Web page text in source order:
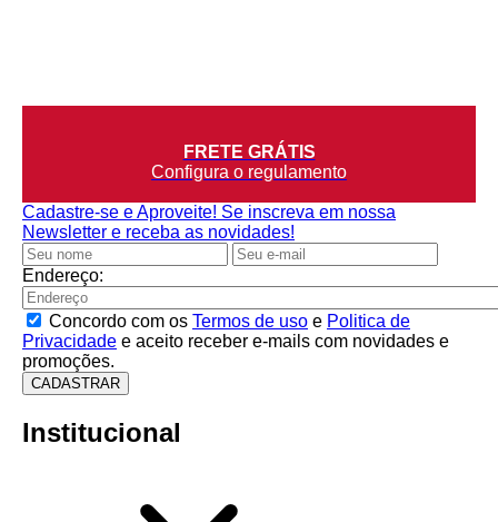
FRETE GRÁTIS
Configura o regulamento
Cadastre-se e Aproveite! Se inscreva em nossa
Newsletter e receba as novidades!
Endereço:
Concordo com os Termos de uso e Politica de
Privacidade e aceito receber e-mails com novidades e
promoções.
CADASTRAR
Institucional